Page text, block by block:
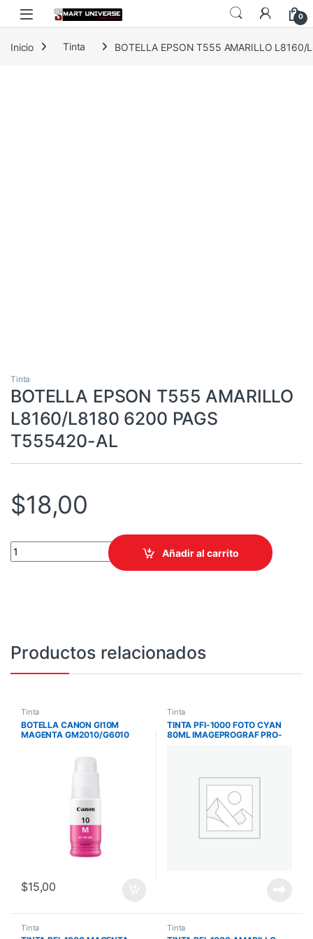
Skip to navigation
Skip to content
0
Inicio Tinta BOTELLA EPSON T555 AMARILLO
Tinta
BOTELLA EPSON T555 AMARILLO
L8160/L8180 6200 PAGS
T555420-AL
$18,00
BOTELLA EPSON T555 AMARILLO L8160/L8180 6200 PAGS
Añadir al carrito
Productos relacionados
Tinta
BOTELLA CANON GI10M
MAGENTA GM2010/G6010
$15,00
Tinta
TINTA PFI-1000 FOTO CYAN
80ML IMAGEPROGRAF PRO-
Tinta Tinta